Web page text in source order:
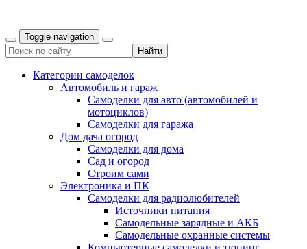
Toggle navigation
Категории самоделок
Автомобиль и гараж
Самоделки для авто (автомобилей и
мотоциклов)
Самоделки для гаража
Дом дача огород
Самоделки для дома
Сад и огород
Строим сами
Электроника и ПК
Самоделки для радиолюбителей
Источники питания
Самодельные зарядные и АКБ
Самодельные охранные системы